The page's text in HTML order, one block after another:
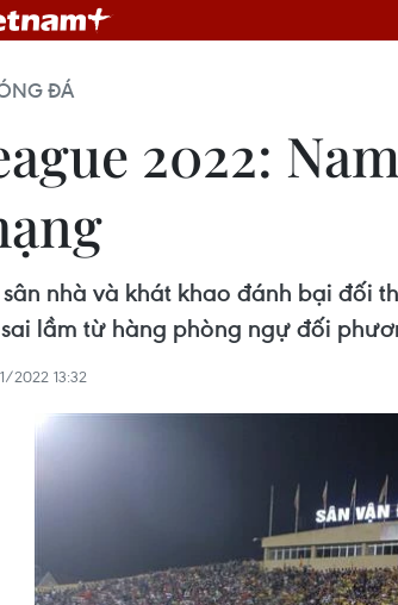
ĐÁ
2022:
nhà và khát khao đánh bại đối
lầm từ hàng phòng ngự đối
2022 13:32